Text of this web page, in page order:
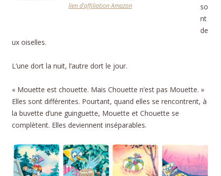
lien d’affiliation Amazon
so
nt
de
ux oiselles.
L’une dort la nuit, l’autre dort le jour.
« Mouette est chouette. Mais Chouette n’est pas Mouette. »
Elles sont différentes. Pourtant, quand elles se rencontrent, à
la buvette d’une guinguette, Mouette et Chouette se
complètent. Elles deviennent inséparables.